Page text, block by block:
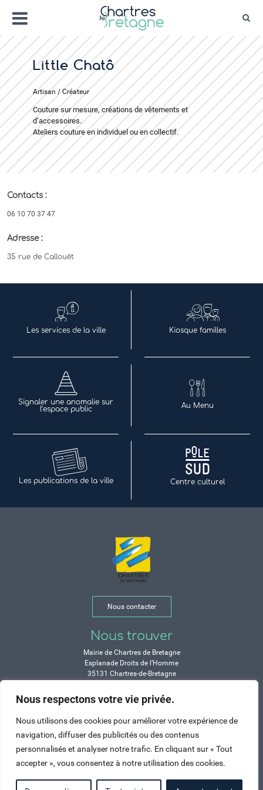
Nous respectons votre vie privée.
Nous utilisons des cookies pour améliorer votre expérience de
navigation, diffuser des publicités ou des contenus
personnalisés et analyser notre trafic. En cliquant sur « Tout
accepter », vous consentez à notre utilisation des cookies.
contenu
Menu
Bienvenue sur le site de la ville de
Ville Zéro phyto / 4 fleurs
Little Chatô
Artisan / Créateur
Couture sur mesure, créations de vêtements et
d’accessoires.
Ateliers couture en individuel ou en collectif.
Contacts :
06 10 70 37 47
Adresse :
35 rue de Callouët
Les services de la ville Kiosque familles
Signaler une anomalie sur
l’espace public
Au Menu
Les publications de la ville Centre culturel
Nous contacter
Nous trouver
Mairie de Chartres de Bretagne
Esplanade Droits de l’Homme
35131 Chartres-de-Bretagne
Horaires
Durant les congés d’été :
de 9h à 12h et de 14h à 17h
Jeudi : de 9h à 12h et de 15h à 17h